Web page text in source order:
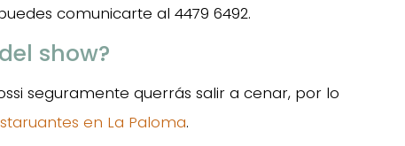
comunicarte al 4479 6492.
show?
seguramente querrás salir a cenar, por lo
en La Paloma.